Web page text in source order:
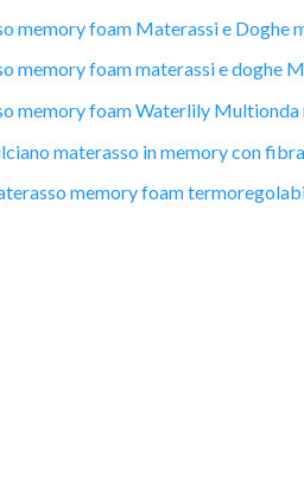
memory foam Materassi e Doghe
memory foam materassi e doghe
memory foam Waterlily Multionda
materasso in memory con
memory foam